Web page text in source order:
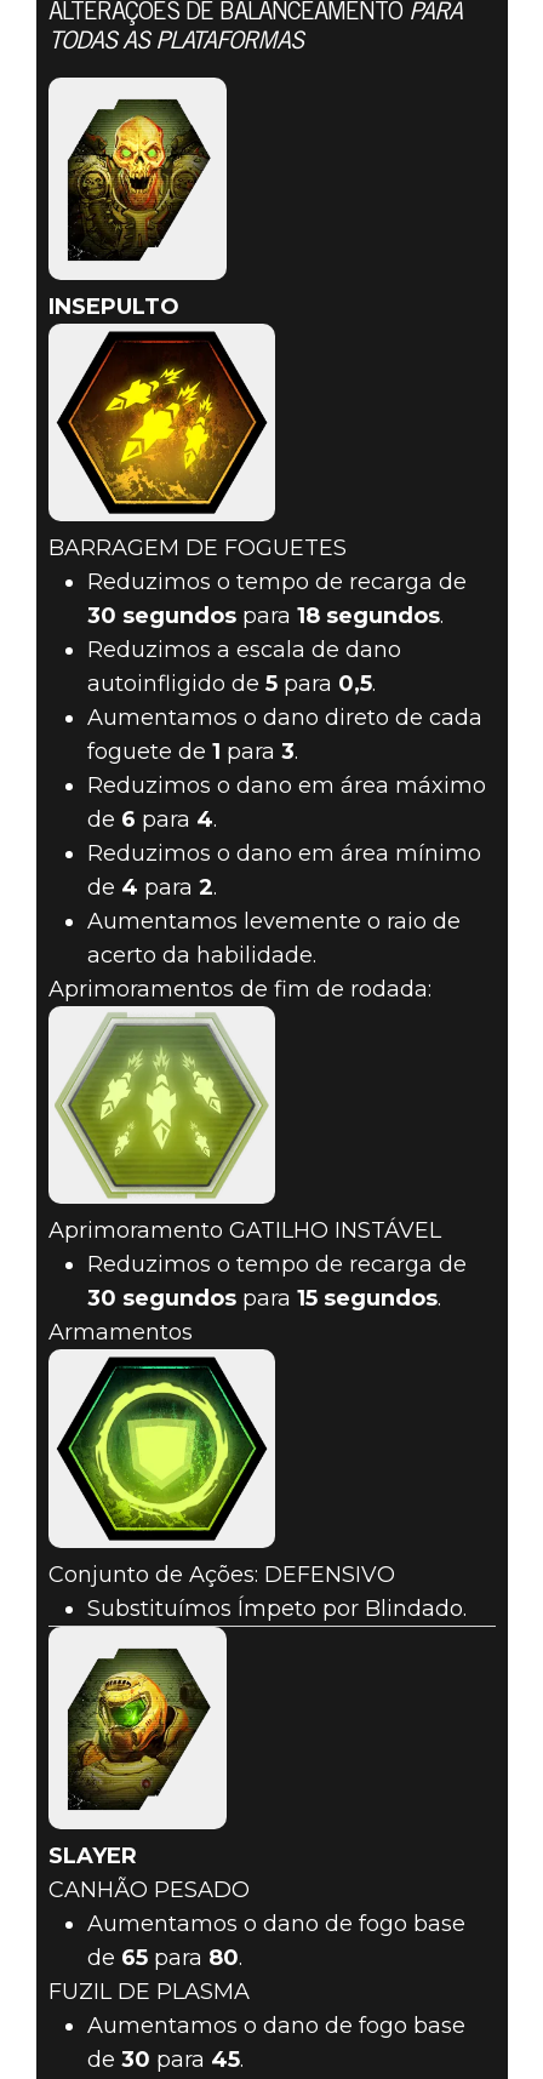
16 de julho de 2020
ATUALIZAÇÃO
DE 16 DE
JULHO PARA O
BATTLEMODE
ALTERAÇÕES DE BALANCEAMENTO PARA
TODAS AS PLATAFORMAS
INSEPULTO
BARRAGEM DE FOGUETES
Reduzimos o tempo de recarga de
30 segundospara 18 segundos.
Reduzimos a escala de dano
autoinfligido de 5para 0,5.
Aumentamos o dano direto de cada
foguete de 1 para 3.
Reduzimos o dano em área máximo
de 6 para 4.
Reduzimos o dano em área mínimo
de 4 para 2.
Aumentamos levemente o raio de
acerto da habilidade.
Aprimoramentos de fim de rodada:
Aprimoramento GATILHO INSTÁVEL
Reduzimos o tempo de recarga de
30 segundospara 15 segundos.
Armamentos
Conjunto de Ações: DEFENSIVO
Substituímos Ímpeto por Blindado.
SLAYER
CANHÃO PESADO
Aumentamos o dano de fogo base
de 65para 80.
FUZIL DE PLASMA
Aumentamos o dano de fogo base
de 30 para 45.